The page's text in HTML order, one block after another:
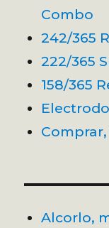
Combo
242/365
222/365
158/365
Alcorlo,